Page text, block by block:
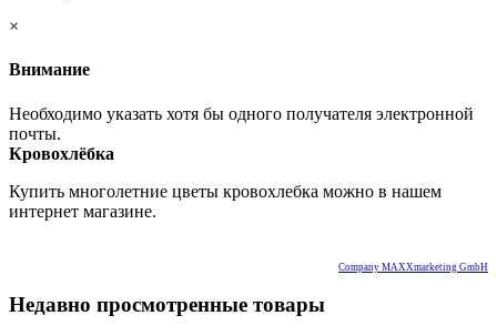
×
Внимание
Необходимо указать хотя бы одного получателя электронной
почты.
Кровохлёбка
Купить многолетние цветы кровохлебка можно в нашем
интернет магазине.
Company MAXXmarketing GmbH
Недавно просмотренные товары